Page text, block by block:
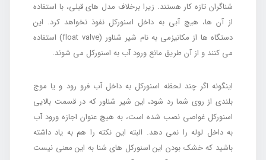
شناگران تازه کار هستند. زیرا برخلاف مدل های قبلی، با استفاده
از آن ها، هیچ آبی به داخل اسنورکل نفوذ نخواهد کرد. این
دستگاه ها از مکانیزمی به نام شیر شناور (float valve) استفاده
می کنند و از آن طریق مانع ورود آب به اسنورکل می شوند.
اینگونه اگر چند لحظه اسنورکل به داخل آب فرو رود و یا موج
بلندی از روی شما رد شود، این شیر شناور که در قسمت بالایی
اسنورکل غواصی نصب شده است، به هیچ عنوان اجازه ورود آب
به داخل لوله را نمی دهد. البته این نکته را هم به یاد داشته
باشید که خشک بودن این اسنورکل های شنا به این معنی نیست